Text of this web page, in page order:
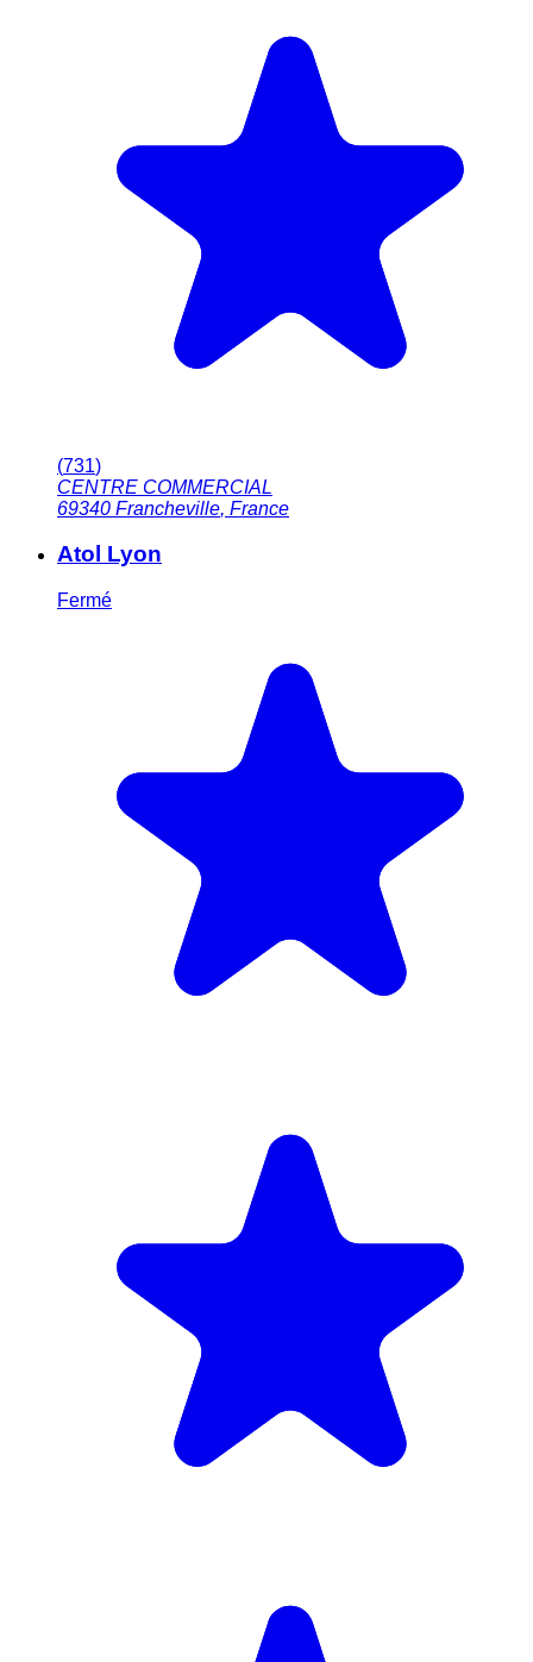
(731)
CENTRE COMMERCIAL
69340 Francheville, France
Atol Lyon
Fermé